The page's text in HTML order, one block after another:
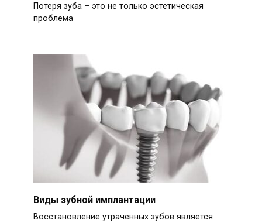
Потеря зуба – это не только эстетическая
проблема
Виды зубной имплантации
Восстановление утраченных зубов является